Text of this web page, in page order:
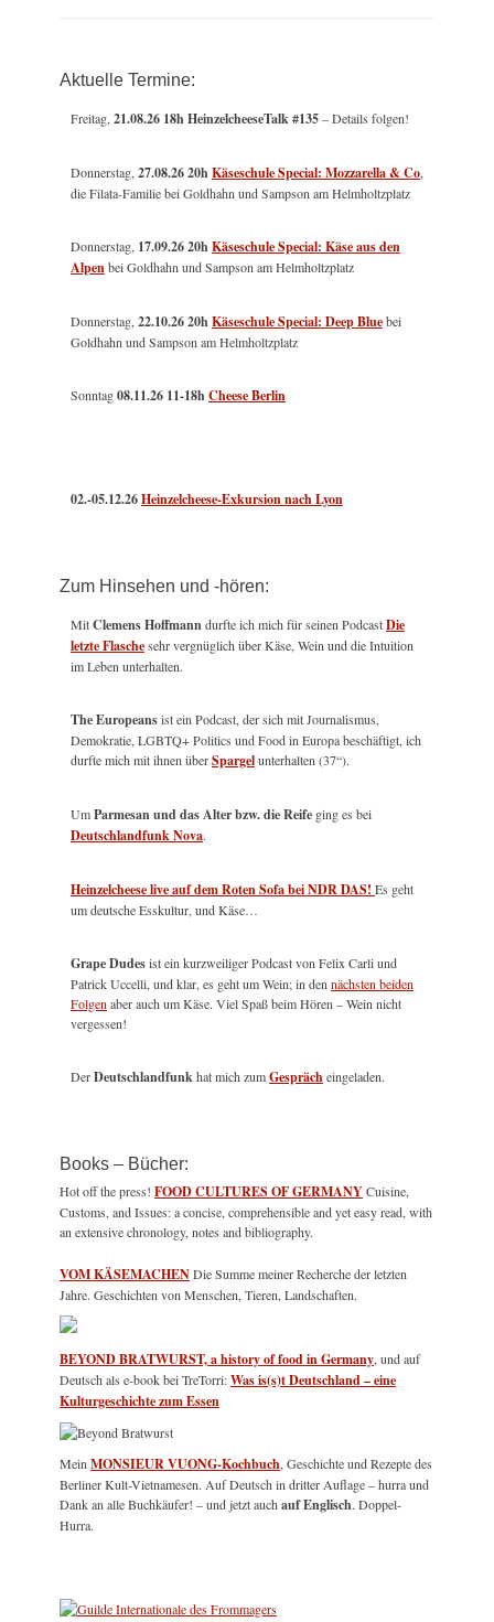
Aktuelle Termine:
Freitag,21.08.26 18h HeinzelcheeseTalk #135– Details folgen!
Donnerstag,27.08.26 20hKäseschule Special: Mozzarella & Co,
die Filata-Familie bei Goldhahn und Sampson am Helmholtzplatz
Donnerstag, 17.09.26 20hKäseschule Special: Käse aus den
Alpenbei Goldhahn und Sampson am Helmholtzplatz
Donnerstag,22.10.26 20hKäseschule Special: Deep Bluebei
Goldhahn und Sampson am Helmholtzplatz
Sonntag08.11.26 11-18hCheese Berlin
02.-05.12.26Heinzelcheese-Exkursion nach Lyon
Zum Hinsehen und -hören:
MitClemens Hoffmanndurfte ich mich für seinen PodcastDie
letzte Flaschesehr vergnüglich über Käse, Wein und die Intuition
im Leben unterhalten.
The Europeansist ein Podcast, der sich mit Journalismus,
Demokratie, LGBTQ+ Politics und Food in Europa beschäftigt, ich
durfte mich mit ihnen überSpargelunterhalten (37“).
UmParmesan und das Alter bzw. die Reife ging es bei
Deutschlandfunk Nova.
Heinzelcheese live auf dem Roten Sofa bei NDR DAS! Es geht
um deutsche Esskultur, und Käse…
Grape Dudesist ein kurzweiliger Podcast von Felix Carli und
Patrick Uccelli, und klar, es geht um Wein; in dennächsten beiden
Folgenaber auch um Käse. Viel Spaß beim Hören – Wein nicht
vergessen!
DerDeutschlandfunkhat mich zumGesprächeingeladen.
Books – Bücher:
Hot off the press! FOOD CULTURES OF GERMANYCuisine,
Customs, and Issues: a concise, comprehensible and yet easy read, with
an extensive chronology, notes and bibliography.
VOM KÄSEMACHENDie Summe meiner Recherche der letzten
Jahre. Geschichten von Menschen, Tieren, Landschaften.
BEYOND BRATWURST, a history of food in Germany, und auf
Deutsch als e-book bei TreTorri:Was is(s)t Deutschland – eine
Kulturgeschichte zum Essen
MeinMONSIEUR VUONG-Kochbuch, Geschichte und Rezepte des
Berliner Kult-Vietnamesen. Auf Deutsch in dritter Auflage – hurra und
Dank an alle Buchkäufer! – und jetzt auchauf Englisch. Doppel-
Hurra.